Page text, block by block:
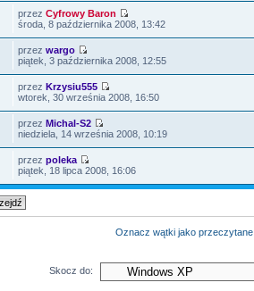
przezCyfrowy Baron
środa, 8 października 2008, 13:42
przezwargo
piątek, 3 października 2008, 12:55
przezKrzysiu555
wtorek, 30 września 2008, 16:50
przezMichal-S2
niedziela, 14 września 2008, 10:19
przezpoleka
piątek, 18 lipca 2008, 16:06
Oznacz wątki jako przeczytane
Skocz do: